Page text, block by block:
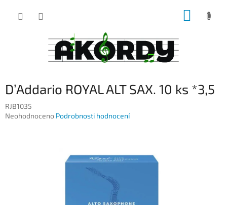
D’Addario ROYAL ALT SAX. 10 ks *3,5
RJB1035
Průměrné
Neohodnoceno Podrobnosti hodnocení